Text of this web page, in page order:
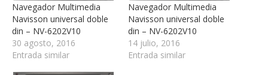
Navegador Multimedia
Navisson universal doble
din – NV-6202V10
30 agosto, 2016
Entrada similar
Navegador Multimedia
Navisson universal doble
din – NV-6202V10
14 julio, 2016
Entrada similar